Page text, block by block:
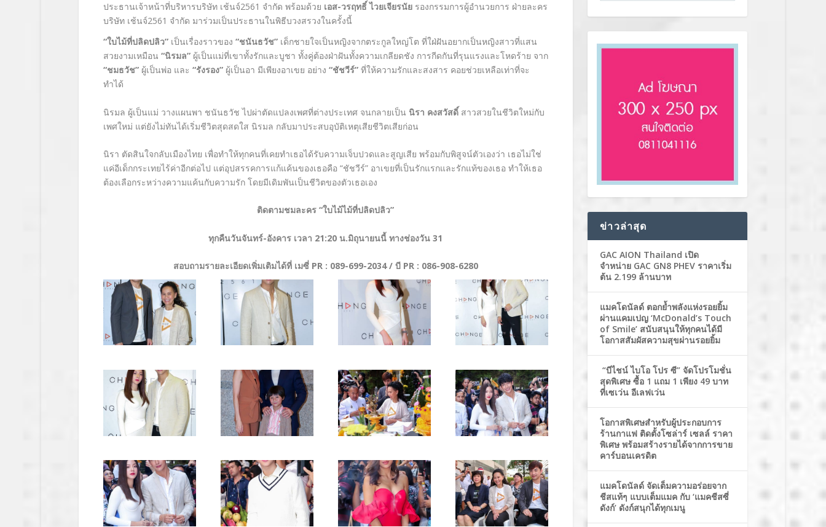
ประธานเจ้าหน้าที่บริหารบริษัท เช้นจ์2561 จำกัด พร้อมด้วย เอส-วรฤทธิ์ ไวยเจียรนัยรองกรรมการผู้อำนวยการ ฝ่ายละคร
บริษัท เช้นจ์2561 จำกัด มาร่วมเป็นประธานในพิธีบวงสรวงในครั้งนี้
“ใบไม้ที่ปลิดปลิว”เป็นเรื่องราวของ “ชนันธวัช”เด็กชายใจเป็นหญิงจากตระกูลใหญ่โต ที่ใฝ่ฝันอยากเป็นหญิงสาวที่แสน
สวยงามเหมือน “นิรมล”ผู้เป็นแม่ที่เขาทั้งรักและบูชา ทั้งคู่ต้องฝ่าฝันทั้งความเกลียดชัง การกีดกันที่รุนแรงและโหดร้าย จาก
“ชมธวัช”ผู้เป็นพ่อ และ “รังรอง”ผู้เป็นอา มีเพียงอาเขย อย่าง “ชัชวีร์”ที่ให้ความรักและสงสาร คอยช่วยเหลือเท่าที่จะ
ทำได้
นิรมล ผู้เป็นแม่ วางแผนพา ชนันธวัช ไปผ่าตัดแปลงเพศที่ต่างประเทศ จนกลายเป็น นิรา คงสวัสดิ์สาวสวยในชีวิตใหม่กับ
เพศใหม่ แต่ยังไม่ทันได้เริ่มชีวิตสุดสดใส นิรมล กลับมาประสบอุบัติเหตุเสียชีวิตเสียก่อน
นิรา ตัดสินใจกลับเมืองไทย เพื่อทำให้ทุกคนที่เคยทำเธอได้รับความเจ็บปวดและสูญเสีย พร้อมกับพิสูจน์ตัวเองว่า เธอไม่ใช่
แค่อีเด็กกระเทยไร้ค่าอีกต่อไป แต่อุปสรรคการแก้แค้นของเธอคือ “ชัชวีร์” อาเขยที่เป็นรักแรกและรักแท้ของเธอ ทำให้เธอ
ต้องเลือกระหว่างความแค้นกับความรัก โดยมีเดิมพันเป็นชีวิตของตัวเธอเอง
ติดตามชมละคร “ใบไม้ไม้ที่ปลิดปลิว”
ทุกคืนวันจันทร์-อังคาร เวลา 21:20 น.มิถุนายนนี้ ทางช่องวัน 31
สอบถามรายละเอียดเพิ่มเติมได้ที่ เมซี่ PR : 089-699-2034 / บี PR : 086-908-6280
ข่าวล่าสุด
GAC AION Thailand เปิด
จำหน่าย GAC GN8 PHEV ราคาเริ่ม
ต้น 2.199 ล้านบาท
แมคโดนัลด์ ตอกย้ำพลังแห่งรอยยิ้ม
ผ่านแคมเปญ ‘McDonald’s Touch
of Smile’ สนับสนุนให้ทุกคนได้มี
โอกาสสัมผัสความสุขผ่านรอยยิ้ม
“บีไชน์ ไบโอ โปร ซี” จัดโปรโมชั่น
สุดพิเศษ ซื้อ 1 แถม 1 เพียง 49 บาท
ที่เซเว่น อีเลฟเว่น
โอกาสพิเศษสำหรับผู้ประกอบการ
ร้านกาแฟ ติดตั้งโซล่าร์ เซลล์ ราคา
พิเศษ พร้อมสร้างรายได้จากการขาย
คาร์บอนเครดิต
แมคโดนัลด์ จัดเต็มความอร่อยจาก
ชีสแท้ๆ แบบเต็มแมค กับ ‘แมคชีสซี่
ดังก์’ ดังก์สนุกได้ทุกเมนู